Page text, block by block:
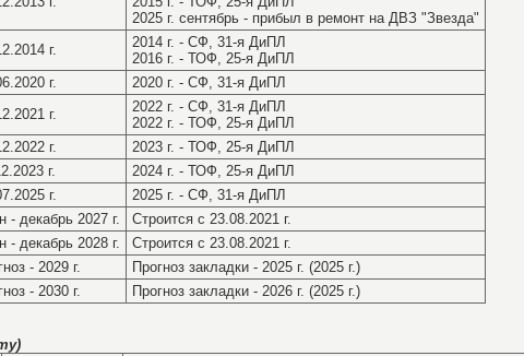
2025 г. сентябрь - прибыл в ремонт на ДВЗ "Звезда"
г.
2014 г. - СФ, 31-я ДиПЛ
2016 г. - ТОФ, 25-я ДиПЛ
г.
2020 г. - СФ, 31-я ДиПЛ
г.
2022 г. - СФ, 31-я ДиПЛ
2022 г. - ТОФ, 25-я ДиПЛ
г.
2023 г. - ТОФ, 25-я ДиПЛ
г.
2024 г. - ТОФ, 25-я ДиПЛ
г.
2025 г. - СФ, 31-я ДиПЛ
- декабрь 2027 г.
Строится с 23.08.2021 г.
- декабрь 2028 г.
Строится с 23.08.2021 г.
- 2029 г.
Прогноз закладки - 2025 г. (2025 г.)
- 2030 г.
Прогноз закладки - 2026 г. (2025 г.)